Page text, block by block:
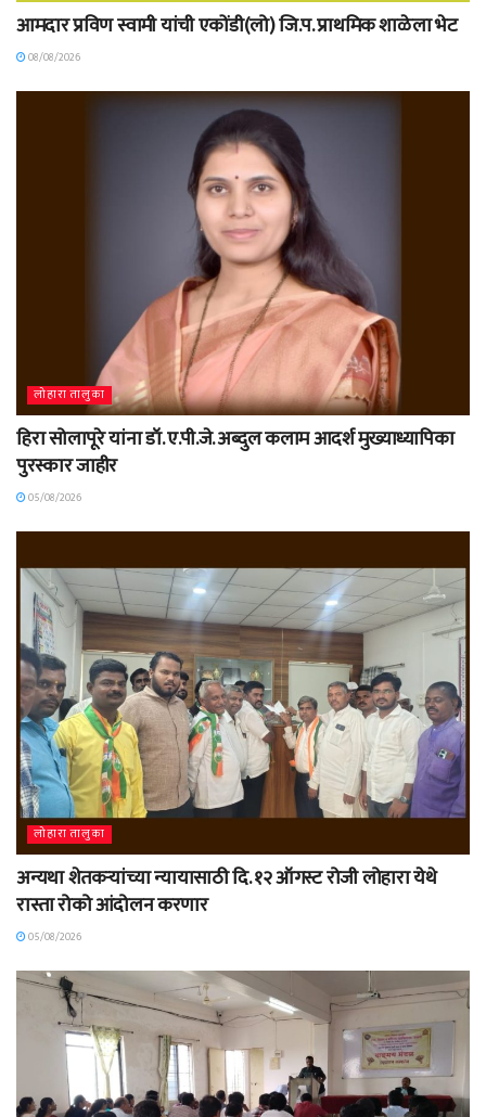
आमदार प्रविण स्वामी यांची एकोंडी(लो) जि.प. प्राथमिक शाळेला भेट
08/08/2026
लोहारा तालुका
हिरा सोलापूरे यांना डॉ. ए.पी.जे. अब्दुल कलाम आदर्श मुख्याध्यापिका
पुरस्कार जाहीर
05/08/2026
लोहारा तालुका
अन्यथा शेतकऱ्यांच्या न्यायासाठी दि. १२ ऑगस्ट रोजी लोहारा येथे
रास्ता रोको आंदोलन करणार
05/08/2026